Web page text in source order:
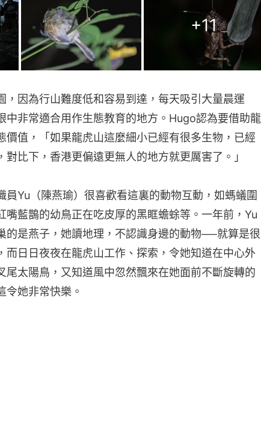
+11
，因為行山難度低和容易到達，每天吸引大量晨運
中非常適合用作生態教育的地方。Hugo認為要借助龍
價值，「如果龍虎山這麼細小已經有很多生物，已經
對比下，香港更偏遠更無人的地方就更厲害了。」
員Yu（陳燕瑜）很喜歡看這裏的動物互動，如螞蟻圍
嘴藍鵲的幼鳥正在吃皮厚的黑眶蟾蜍等。一年前，Yu
的是燕子，她讀地理，不認識身邊的動物──就算是很
而日日夜夜在龍虎山工作、探索，令她知道在中心外
尾太陽鳥，又知道風中忽然飄來在她面前不斷旋轉的
令她非常快樂。